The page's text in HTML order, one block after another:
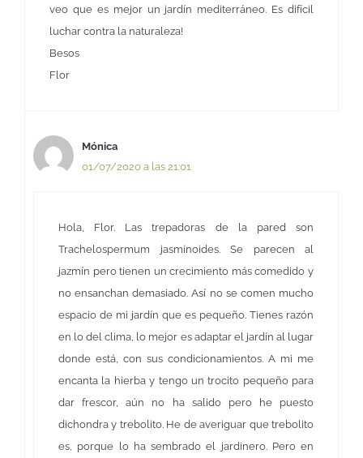
veo que es mejor un jardín mediterráneo. Es difícil
luchar contra la naturaleza!
Besos
Flor
Mónica
01/07/2020 a las 21:01
Hola, Flor. Las trepadoras de la pared son
Trachelospermum jasminoides. Se parecen al
jazmín pero tienen un crecimiento más comedido y
no ensanchan demasiado. Así no se comen mucho
espacio de mi jardín que es pequeño. Tienes razón
en lo del clima, lo mejor es adaptar el jardín al lugar
donde está, con sus condicionamientos. A mi me
encanta la hierba y tengo un trocito pequeño para
dar frescor, aún no ha salido pero he puesto
dichondra y trebolito. He de averiguar que trebolito
es, porque lo ha sembrado el jardinero. Pero en